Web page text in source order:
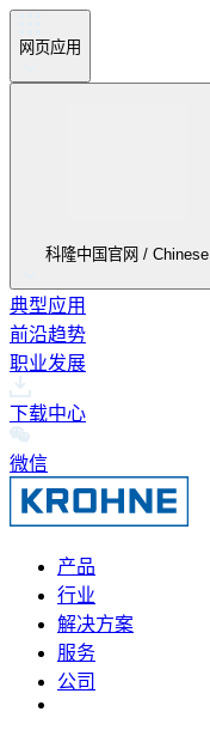
网页应用
科隆中国官网 / Chinese
典型应用
前沿趋势
职业发展
下载中心
微信
产品
行业
解决方案
服务
公司